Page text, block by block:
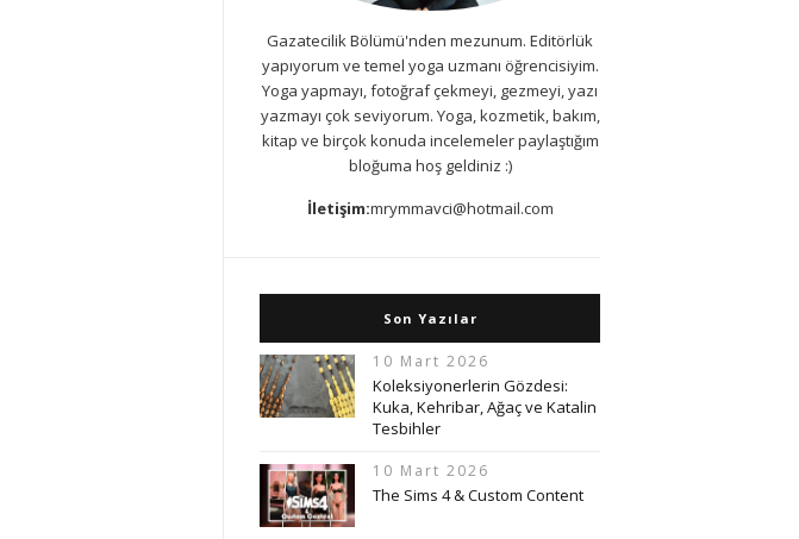
Gazatecilik Bölümü'nden mezunum. Editörlük
yapıyorum ve temel yoga uzmanı öğrencisiyim.
Yoga yapmayı, fotoğraf çekmeyi, gezmeyi, yazı
yazmayı çok seviyorum. Yoga, kozmetik, bakım,
kitap ve birçok konuda incelemeler paylaştığım
bloğuma hoş geldiniz :)
İletişim:mrymmavci@hotmail.com
Son Yazılar
10 Mart 2026
Koleksiyonerlerin Gözdesi:
Kuka, Kehribar, Ağaç ve Katalin
Tesbihler
10 Mart 2026
The Sims 4 & Custom Content